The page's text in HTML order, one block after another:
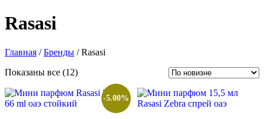
Rasasi
Главная /Бренды / Rasasi
Показаны все (12)Сортировка:
недавние
-5.00%